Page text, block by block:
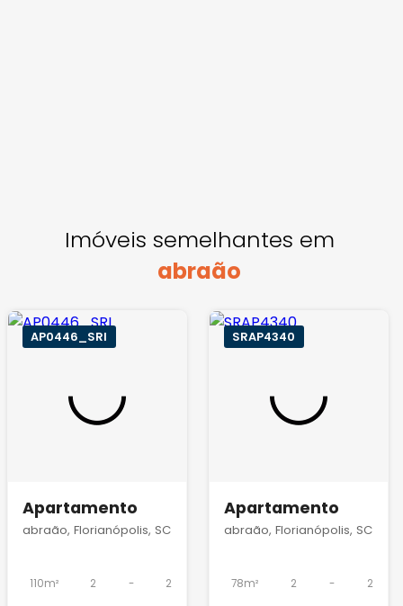
Imóveis semelhantes em
abraão
AP0446_SRI
Apartamento
abraão, Florianópolis, SC
110m² 2 - 2
SRAP4340
Apartamento
abraão, Florianópolis, SC
78m² 2 - 2